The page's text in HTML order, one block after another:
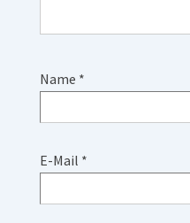
Name *
E-Mail *